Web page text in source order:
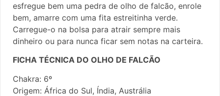
esfregue bem uma pedra de olho de falcão, enrole
bem, amarre com uma fita estreitinha verde.
Carregue-o na bolsa para atrair sempre mais
dinheiro ou para nunca ficar sem notas na carteira.
FICHA TÉCNICA DO OLHO DE FALCÃO
Chakra: 6º
Origem: África do Sul, Índia, Austrália